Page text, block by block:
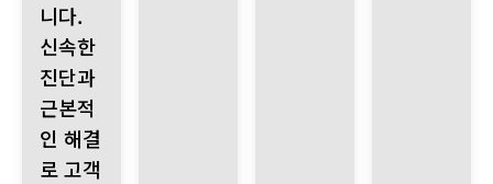
니다.
신속한
진단과
근본적
인 해결
로 고객